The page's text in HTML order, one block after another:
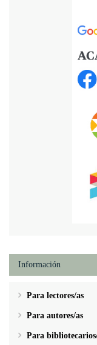
Información
Para lectores/as
Para autores/as
Para